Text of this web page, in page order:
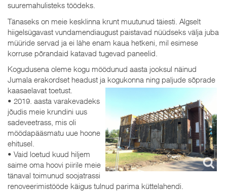
suuremahulisteks töödeks.
Tänaseks on meie kesklinna krunt muutunud täiesti. Algselt
hiigelsügavast vundamendiaugust paistavad nüüdseks välja juba
müüride servad ja ei lähe enam kaua hetkeni, mil esimese
korruse põrandaid katavad tugevad paneelid.
Kogudusena oleme kogu möödunud aasta jooksul näinud
Jumala erakordset headust ja kogukonna ning paljude sõprade
kaasaelavat toetust.
• 2019. aasta varakevadeks
jõudis meie krundini uus
sadeveetrass, mis oli
möödapääsmatu uue hoone
ehitusel.
• Vaid loetud kuud hiljem
saime oma hoovi piirile meie
tänaval toimunud soojatrassi
renoveerimistööde käigus tulnud parima küttelahendi.